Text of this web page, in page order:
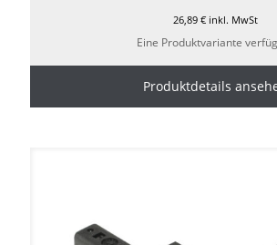
26,89€ inkl. MwSt
Eine Produktvariante
Produktdetails